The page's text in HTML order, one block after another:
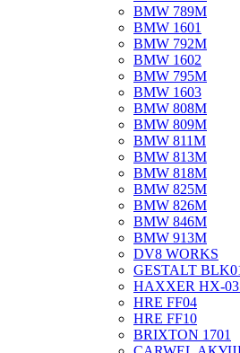
BMW 789M
BMW 1601
BMW 792M
BMW 1602
BMW 795M
BMW 1603
BMW 808M
BMW 809M
BMW 811M
BMW 813M
BMW 818M
BMW 825M
BMW 826M
BMW 846M
BMW 913M
DV8 WORKS
GESTALT
HAXXER HX-
HRE FF04
HRE FF10
BRIXTON 1701